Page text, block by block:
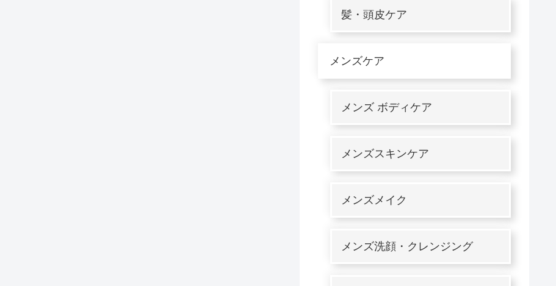
髪・頭皮ケア
メンズケア
メンズ ボディケア
メンズスキンケア
メンズメイク
メンズ洗顔・クレンジング